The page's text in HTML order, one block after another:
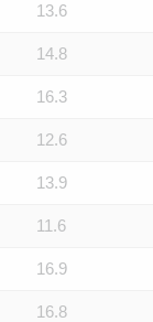
13.6
14.8
16.3
12.6
13.9
11.6
16.9
16.8